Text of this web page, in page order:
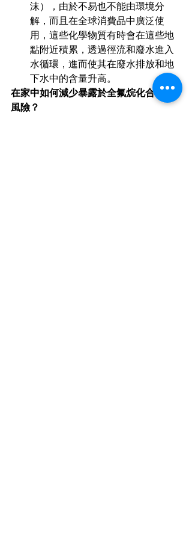
沫），由於不易也不能由環境分
解，而且在全球消費品中廣泛使
用，這些化學物質有時會在這些地
點附近積累，透過徑流和廢水進入
水循環，進而使其在廢水排放和地
下水中的含量升高。
在家中如何減少暴露於全氟烷化合物的
風險？